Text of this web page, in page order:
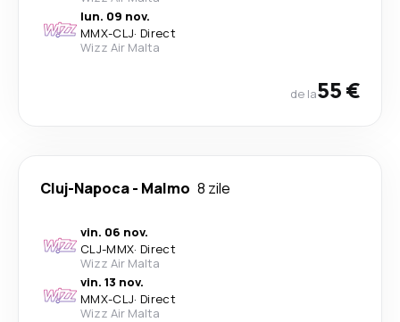
lun. 09 nov.
MMX-CLJ· Direct
Wizz Air Malta
de la55 €
Cluj-Napoca- Malmo 8 zile
vin. 06 nov.
CLJ-MMX· Direct
Wizz Air Malta
vin. 13 nov.
MMX-CLJ· Direct
Wizz Air Malta